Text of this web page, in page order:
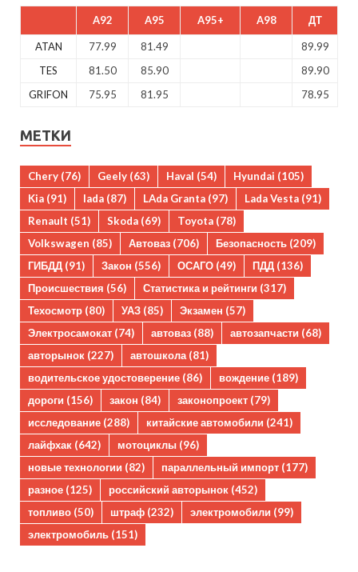
A92 A95 A95+ A98 ДТ
ATAN 77.99 81.49
89.99
TES
81.50 85.90
89.90
GRIFON
75.95 81.95 78.95
МЕТКИ
Chery (76) Geely (63) Haval (54) Hyundai (105)
Kia (91) lada (87) LAda Granta (97) Lada Vesta (91)
Renault (51) Skoda (69) Toyota (78)
Volkswagen (85) Автоваз (706) Безопасность (209)
ГИБДД (91) Закон (556) ОСАГО (49) ПДД (136)
Происшествия (56) Статистика и рейтинги (317)
Техосмотр (80) УАЗ (85) Экзамен (57)
Электросамокат (74) автоваз (88) автозапчасти (68)
авторынок (227) автошкола(81)
водительское удостоверение (86) вождение (189)
дороги (156) закон (84) законопроект (79)
исследование (288) китайские автомобили (241)
лайфхак (642) мотоциклы (96)
новые технологии (82) параллельный импорт (177)
разное (125) российский авторынок (452)
топливо (50) штраф (232) электромобили (99)
электромобиль (151)